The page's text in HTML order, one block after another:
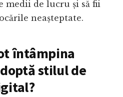
medii de lucru și să fii
neașteptate.
întâmpina
stilul de